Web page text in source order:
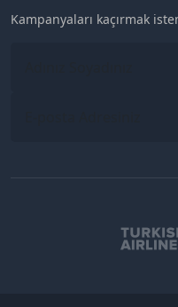
Kampanyaları kaçırmak